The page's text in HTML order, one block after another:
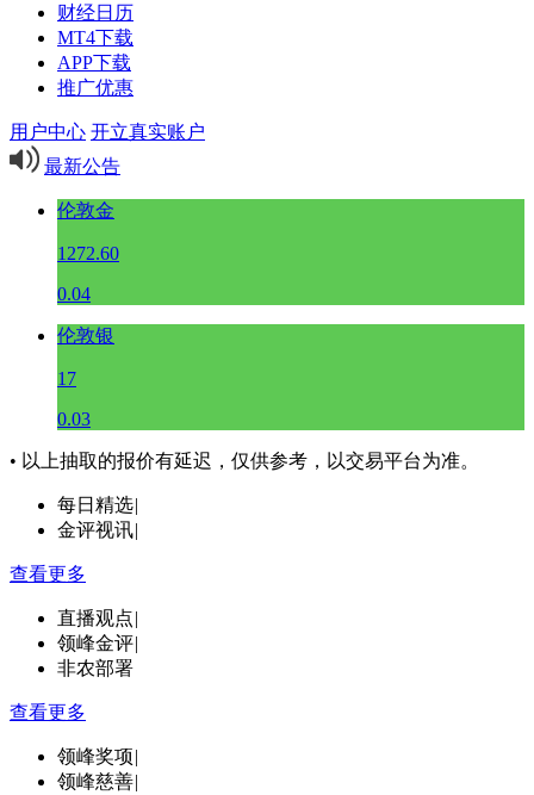
财经日历
MT4下载
APP下载
推广优惠
用户中心 开立真实账户
最新公告
伦敦金
1272.60
0.04
伦敦银
17
0.03
• 以上抽取的报价有延迟，仅供参考，以交易平台为准。
每日精选|
金评视讯|
查看更多
直播观点|
领峰金评|
非农部署
查看更多
领峰奖项|
领峰慈善|